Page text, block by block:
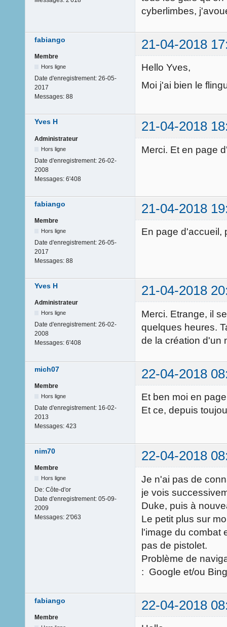
cyberlimbes,
fabiango 21-04-2018
Membre
Hors ligne
Date d'enregistrement: 26-05-
2017
Messages: 88
Hello Yves,
Moi j'ai bien le
Yves H 21-04-2018
Administrateur
Hors ligne
Date d'enregistrement: 26-02-
2008
Messages: 6'408
Merci. Et en page
fabiango 21-04-2018
Membre
Hors ligne
Date d'enregistrement: 26-05-
2017
Messages: 88
En page d'accueil,
Yves H 21-04-2018
Administrateur
Hors ligne
Date d'enregistrement: 26-02-
2008
Messages: 6'408
Merci. Etrange, il
quelques heures.
de la création d'un
mich07 22-04-2018
Membre
Hors ligne
Date d'enregistrement: 16-02-
2013
Messages: 423
Et ben moi en
Et ce, depuis
nim70 22-04-2018
Membre
Hors ligne
De: Côte-d'or
Date d'enregistrement: 05-09-
2009
Messages: 2'063
Je n'ai pas de
je vois
Duke, puis à
Le petit plus sur
l'image du combat
pas de pistolet.
Problème de
: Google et/ou
fabiango 22-04-2018
Membre